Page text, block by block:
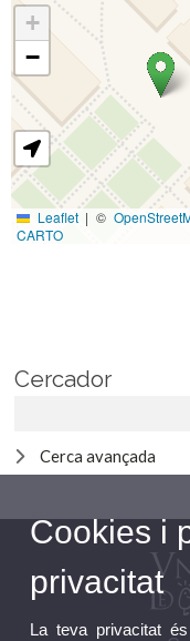
+
−
Leaflet | ©
CARTO
Cercador
Cerca avançada
Cookies i
privacitat
La teva privacitat